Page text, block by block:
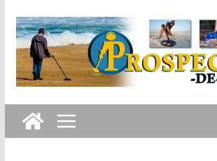
au
contenu